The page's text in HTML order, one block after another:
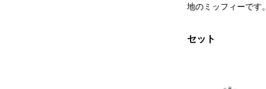
地のミッフィーです
セット